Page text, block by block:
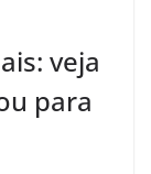
veja
para